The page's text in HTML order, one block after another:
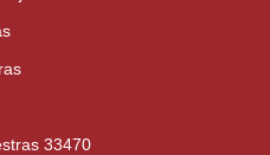
33470